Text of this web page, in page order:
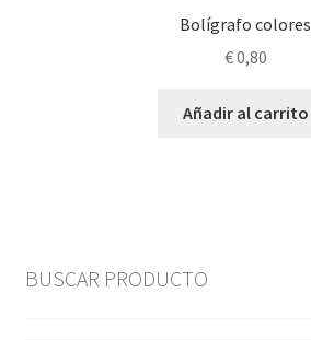
Bolígrafo colores
€0,80
Añadir al carrito
BUSCAR PRODUCTO